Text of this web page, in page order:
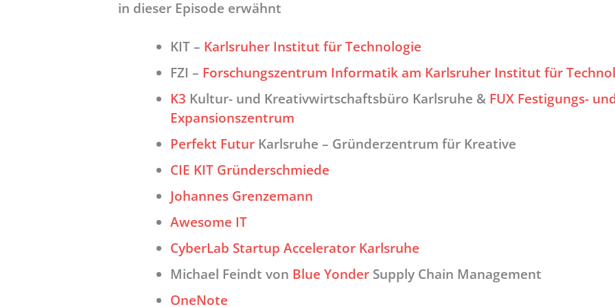
in dieser Episode erwähnt
KIT – Karlsruher Institut für Technologie
FZI – Forschungszentrum Informatik am Karlsruher Institut für
K3 Kultur- und Kreativwirtschaftsbüro Karlsruhe & FUX Festigungs-
Expansionszentrum
Perfekt Futur Karlsruhe – Gründerzentrum für Kreative
CIE KIT Gründerschmiede
Johannes Grenzemann
Awesome IT
CyberLab Startup Accelerator Karlsruhe
Michael Feindt von Blue Yonder Supply Chain Management
OneNote